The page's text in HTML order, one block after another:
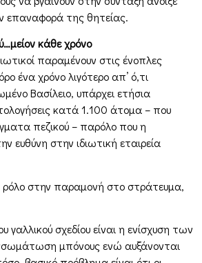
επαναφορά της θητείας.
κάθε χρόνο
παραμένουν στις ένοπλες
ένα χρόνο λιγότερο απ’ ό,τι
Βασίλειο, υπάρχει ετήσια
κατά 1.100 άτομα – που
πεζικού – παρόλο που η
ευθύνη στην ιδιωτική εταιρεία
στην παραμονή στο στράτευμα,
σχεδίου είναι η ενίσχυση των
μπόνους ενώ αυξάνονται